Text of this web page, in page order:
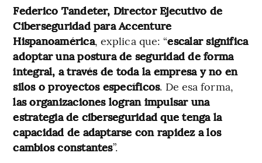
Federico Tandeter, Director Ejecutivo de
Ciberseguridad para Accenture
Hispanoamérica, explica que: “escalar significa
adoptar una postura de seguridad de forma
integral, a través de toda la empresa y no en
silos o proyectos específicos. De esa forma,
las organizaciones logran impulsar una
estrategia de ciberseguridad que tenga la
capacidad de adaptarse con rapidez a los
cambios constantes”.